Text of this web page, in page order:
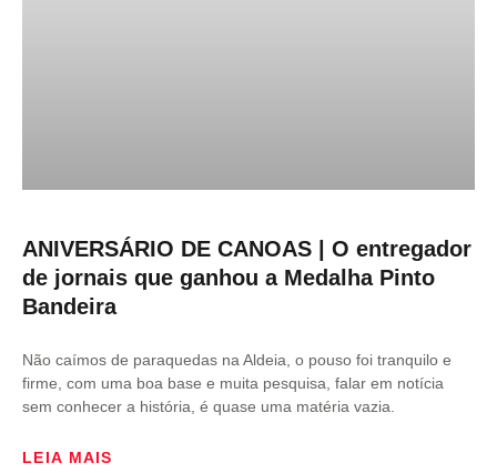
ANIVERSÁRIO DE CANOAS | O entregador
de jornais que ganhou a Medalha Pinto
Bandeira
Não caímos de paraquedas na Aldeia, o pouso foi tranquilo e
firme, com uma boa base e muita pesquisa, falar em notícia
sem conhecer a história, é quase uma matéria vazia.
LEIA MAIS